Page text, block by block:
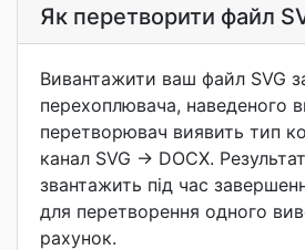
Як перетворити файл
Вивантажити ваш файл SVG
перехоплювача, наведеного
перетворювач виявить тип
канал SVG → DOCX.
звантажить під час
для перетворення одного
рахунок.